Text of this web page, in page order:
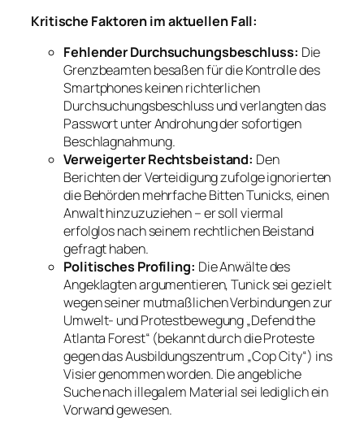
Kritische Faktoren im aktuellen Fall:
Fehlender Durchsuchungsbeschluss: Die
Grenzbeamten besaßen für die Kontrolle des
Smartphones keinen richterlichen
Durchsuchungsbeschluss und verlangten das
Passwort unter Androhung der sofortigen
Beschlagnahmung.
Verweigerter Rechtsbeistand: Den
Berichten der Verteidigung zufolge ignorierten
die Behörden mehrfache Bitten Tunicks, einen
Anwalt hinzuzuziehen – er soll viermal
erfolglos nach seinem rechtlichen Beistand
gefragt haben.
Politisches Profiling: Die Anwälte des
Angeklagten argumentieren, Tunick sei gezielt
wegen seiner mutmaßlichen Verbindungen zur
Umwelt- und Protestbewegung „Defend the
Atlanta Forest“ (bekannt durch die Proteste
gegen das Ausbildungszentrum „Cop City“) ins
Visier genommen worden. Die angebliche
Suche nach illegalem Material sei lediglich ein
Vorwand gewesen.